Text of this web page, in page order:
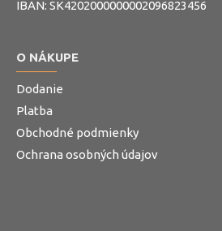
IBAN: SK4202000000002096823456
O NÁKUPE
Dodanie
Platba
Obchodné podmienky
Ochrana osobných údajov